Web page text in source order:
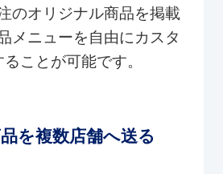
のオリジナル商品を掲載
メニューを自由にカスタ
ことが可能です。
を複数店舗へ送る